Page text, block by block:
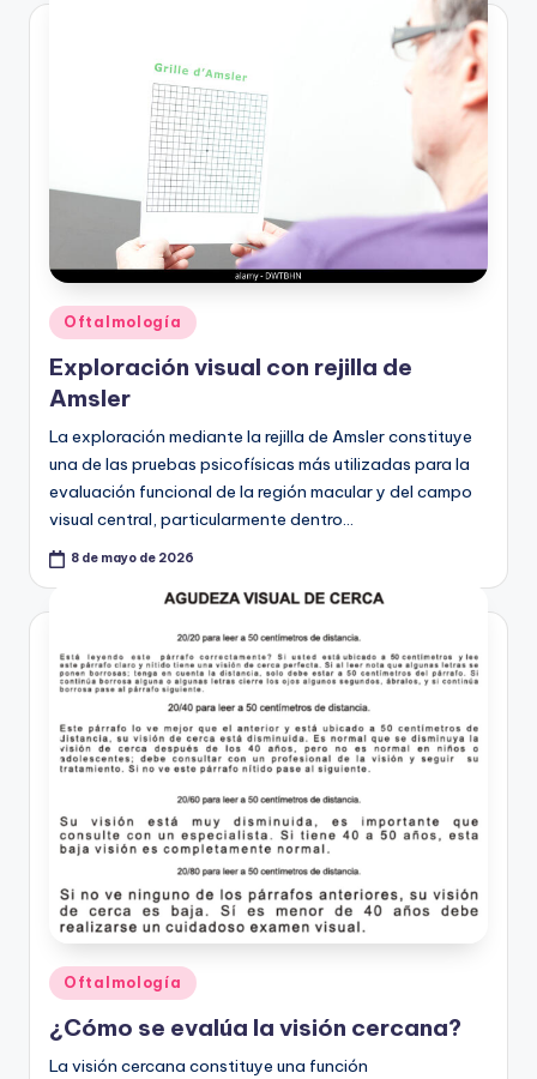
Publicado
en
Oftalmología
Exploración visual con rejilla de
Amsler
La exploración mediante la rejilla de Amsler constituye
una de las pruebas psicofísicas más utilizadas para la
evaluación funcional de la región macular y del campo
visual central, particularmente dentro…
8 de mayo de 2026
Publicado
en
Oftalmología
¿Cómo se evalúa la visión cercana?
La visión cercana constituye una función